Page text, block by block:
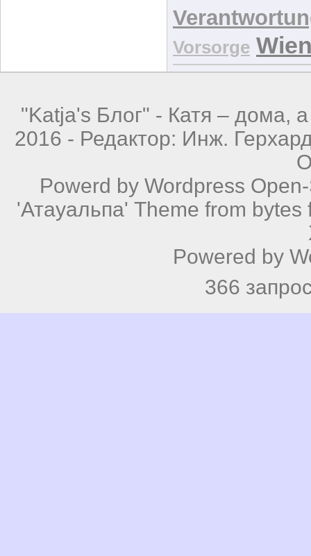
Vorsorge
"Katja's Блог" - Катя – дома,
2016 - Редактор: Инж.
Powerd by Wordpress
'Атауальпа' Theme from bytes
Powered by
366